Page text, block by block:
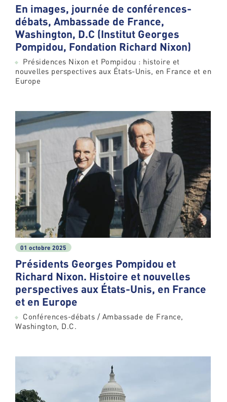
En images, journée de conférences-
débats, Ambassade de France,
Washington, D.C (Institut Georges
Pompidou, Fondation Richard Nixon)
Présidences Nixon et Pompidou : histoire et
nouvelles perspectives aux États-Unis, en France et en
Europe
01 octobre 2025
Présidents Georges Pompidou et
Richard Nixon. Histoire et nouvelles
perspectives aux États-Unis, en France
et en Europe
Conférences-débats / Ambassade de France,
Washington, D.C.